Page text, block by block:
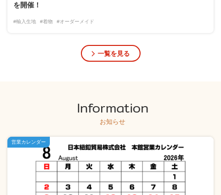
を開催！
#輸入生地 #着物 #オーダーメイド
一覧を見る
Information
お知らせ
営業カレンダー